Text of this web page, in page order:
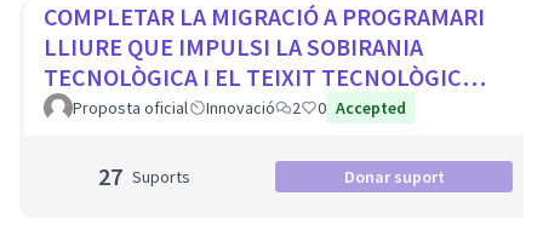
COMPLETAR LA MIGRACIÓ A PROGRAMARI
LLIURE QUE IMPULSI LA SOBIRANIA
TECNOLÒGICA I EL TEIXIT TECNOLÒGIC
LOCAL
Proposta oficial Innovació 2 0 Accepted
27 Suports Donar suport